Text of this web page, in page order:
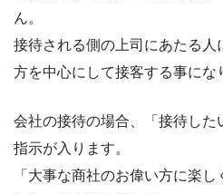
ん。
接待される側の上司にあたる
方を中心にして接客する事にな
会社の接待の場合、「接待した
指示が入ります。
「大事な商社のお偉い方に楽